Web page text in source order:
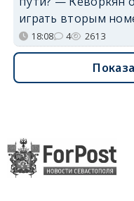
играть вторым
18:08 4 2613